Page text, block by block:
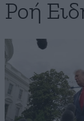
Ροή